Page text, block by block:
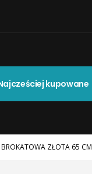
kupowane
ZŁOTA 65 CM